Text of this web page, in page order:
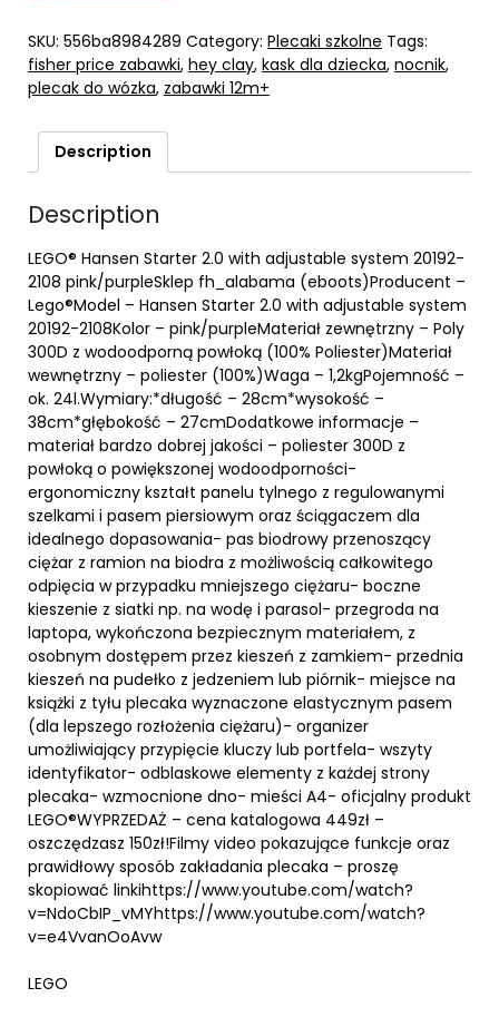
SKU: 556ba8984289 Category: Plecaki szkolne Tags:
fisher price zabawki, hey clay, kask dla dziecka, nocnik,
plecak do wózka, zabawki 12m+
Description
Description
LEGO® Hansen Starter 2.0 with adjustable system 20192-
2108 pink/purpleSklep fh_alabama (eboots)Producent –
Lego®Model – Hansen Starter 2.0 with adjustable system
20192-2108Kolor – pink/purpleMateriał zewnętrzny – Poly
300D z wodoodporną powłoką (100% Poliester)Materiał
wewnętrzny – poliester (100%)Waga – 1,2kgPojemność –
ok. 24l.Wymiary:*długość – 28cm*wysokość –
38cm*głębokość – 27cmDodatkowe informacje –
materiał bardzo dobrej jakości – poliester 300D z
powłoką o powiększonej wodoodporności-
ergonomiczny kształt panelu tylnego z regulowanymi
szelkami i pasem piersiowym oraz ściągaczem dla
idealnego dopasowania- pas biodrowy przenoszący
ciężar z ramion na biodra z możliwością całkowitego
odpięcia w przypadku mniejszego ciężaru- boczne
kieszenie z siatki np. na wodę i parasol- przegroda na
laptopa, wykończona bezpiecznym materiałem, z
osobnym dostępem przez kieszeń z zamkiem- przednia
kieszeń na pudełko z jedzeniem lub piórnik- miejsce na
książki z tyłu plecaka wyznaczone elastycznym pasem
(dla lepszego rozłożenia ciężaru)- organizer
umożliwiający przypięcie kluczy lub portfela- wszyty
identyfikator- odblaskowe elementy z każdej strony
plecaka- wzmocnione dno- mieści A4- oficjalny produkt
LEGO®WYPRZEDAŻ – cena katalogowa 449zł –
oszczędzasz 150zł!Filmy video pokazujące funkcje oraz
prawidłowy sposób zakładania plecaka – proszę
skopiować linkihttps://www.youtube.com/watch?
v=NdoCbIP_vMYhttps://www.youtube.com/watch?
v=e4VvanOoAvw
LEGO